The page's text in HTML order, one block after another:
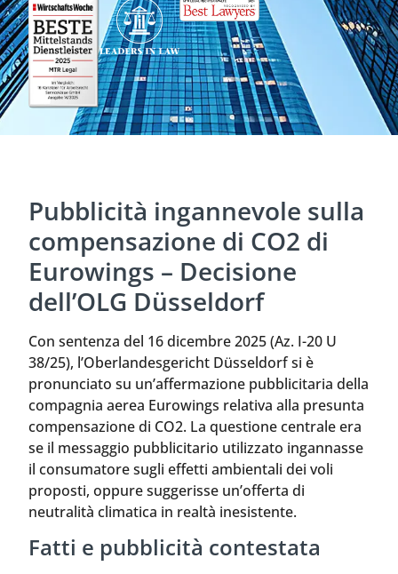
Pubblicità ingannevole sulla
compensazione di CO2 di
Eurowings – Decisione
dell’OLG Düsseldorf
Con sentenza del 16 dicembre 2025 (Az. I-20 U
38/25), l’Oberlandesgericht Düsseldorf si è
pronunciato su un’affermazione pubblicitaria della
compagnia aerea Eurowings relativa alla presunta
compensazione di CO2. La questione centrale era
se il messaggio pubblicitario utilizzato ingannasse
il consumatore sugli effetti ambientali dei voli
proposti, oppure suggerisse un’offerta di
neutralità climatica in realtà inesistente.
Fatti e pubblicità contestata